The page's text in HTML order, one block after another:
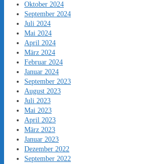
Oktober 2024
September 2024
Juli 2024
Mai 2024
April 2024
März 2024
Februar 2024
Januar 2024
September 2023
August 2023
Juli 2023
Mai 2023
April 2023
März 2023
Januar 2023
Dezember 2022
September 2022